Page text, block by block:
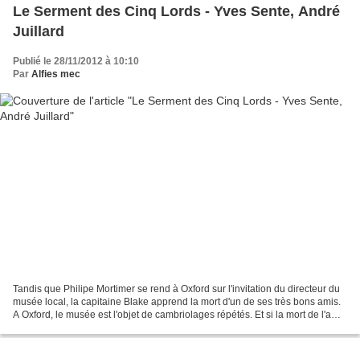
Le Serment des Cinq Lords - Yves Sente, André
Juillard
Publié le 28/11/2012 à 10:10
Par Alfies mec
Tandis que Philipe Mortimer se rend à Oxford sur l'invitation du directeur du
musée local, la capitaine Blake apprend la mort d'un de ses très bons amis.
A Oxford, le musée est l'objet de cambriolages répétés. Et si la mort de l'ami